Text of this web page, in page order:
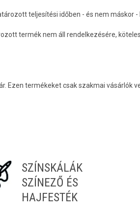
teljesítési időben - és nem máskor -
termék nem áll rendelkezésére,
termékeket csak szakmai vásárlók
SZÍNSKÁLÁK
SZÍNEZŐ ÉS
HAJFESTÉK